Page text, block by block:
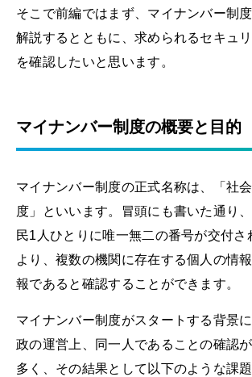
そこで前編ではまず、マイナンバー制
解説するとともに、求められるセキュ
を確認したいと思います。
マイナンバー制度の概要と目的
マイナンバー制度の正式名称は、「社
度」といいます。冒頭にも書いた通り
民1人ひとりに唯一無二の番号が交付さ
より、複数の機関に存在する個人の情
報であると確認することができます。
マイナンバー制度がスタートする背景
政の運営上、同一人であることの確認
多く、その結果として以下のような課